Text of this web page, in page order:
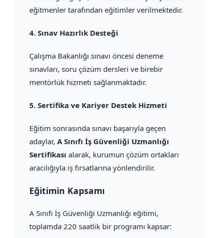
eğitmenler tarafından eğitimler verilmektedir.
4. Sınav Hazırlık Desteği
Çalışma Bakanlığı sınavı öncesi deneme
sınavları, soru çözüm dersleri ve birebir
mentörlük hizmeti sağlanmaktadır.
5. Sertifika ve Kariyer Destek Hizmeti
Eğitim sonrasında sınavı başarıyla geçen
adaylar, A Sınıfı İş Güvenliği Uzmanlığı
Sertifikası alarak, kurumun çözüm ortakları
aracılığıyla iş fırsatlarına yönlendirilir.
Eğitimin Kapsamı
A Sınıfı İş Güvenliği Uzmanlığı eğitimi,
toplamda 220 saatlik bir programı kapsar: